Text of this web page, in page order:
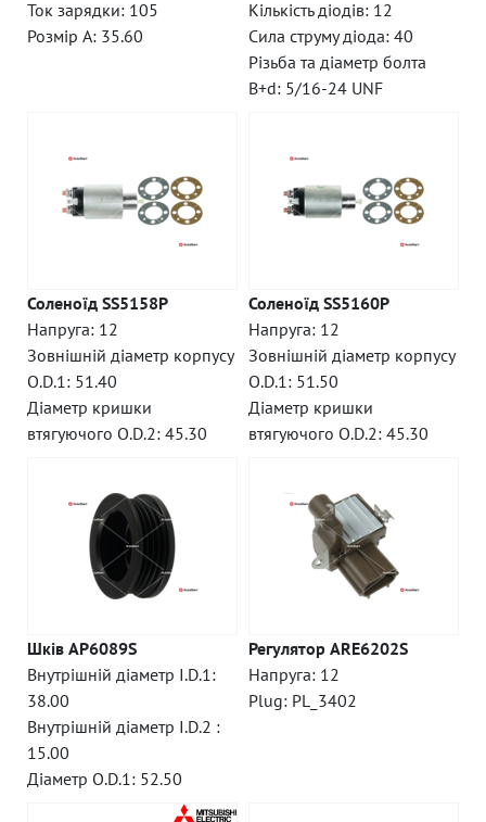
Ток зарядки: 105
Розмір A: 35.60
Кількість діодів: 12
Сила струму діода: 40
Різьба та діаметр болта
B+d: 5/16-24 UNF
Соленоїд SS5158P
Напруга: 12
Зовнішній діаметр корпусу
O.D.1: 51.40
Діаметр кришки
втягуючого O.D.2: 45.30
Соленоїд SS5160P
Напруга: 12
Зовнішній діаметр корпусу
O.D.1: 51.50
Діаметр кришки
втягуючого O.D.2: 45.30
Шків AP6089S
Внутрішній діаметр I.D.1:
38.00
Внутрішній діаметр I.D.2 :
15.00
Діаметр O.D.1: 52.50
Регулятор ARE6202S
Напруга: 12
Plug: PL_3402